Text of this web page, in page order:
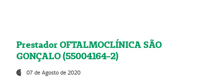
Prestador OFTALMOCLÍNICA SÃO
GONÇALO (55004164-2)
07 de Agosto de 2020